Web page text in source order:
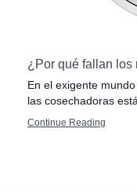
En el exigente
las cosechadoras
Continue Reading